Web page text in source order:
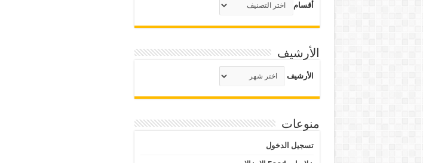
أقسام
الأرشيف
الأرشيف
منوعات
تسجيل الدخول